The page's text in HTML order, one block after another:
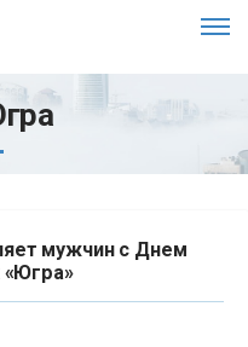
мужчин с Днем
«Югра»